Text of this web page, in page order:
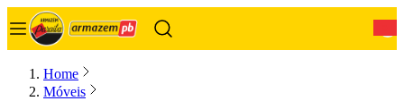
Home
Móveis